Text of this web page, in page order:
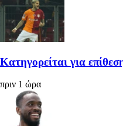
Κατηγορείται για
πριν 1 ώρα